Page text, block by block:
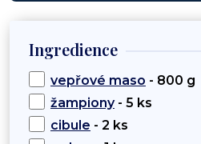
Ingredience
vepřové maso - 800 g
žampiony- 5 ks
cibule - 2 ks